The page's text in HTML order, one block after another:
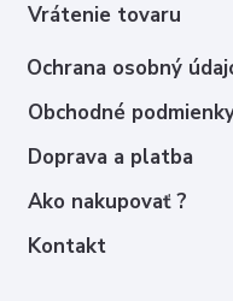
Vrátenie tovaru
Ochrana osobný
Obchodné
Doprava a platba
Ako nakupovať ?
Kontakt